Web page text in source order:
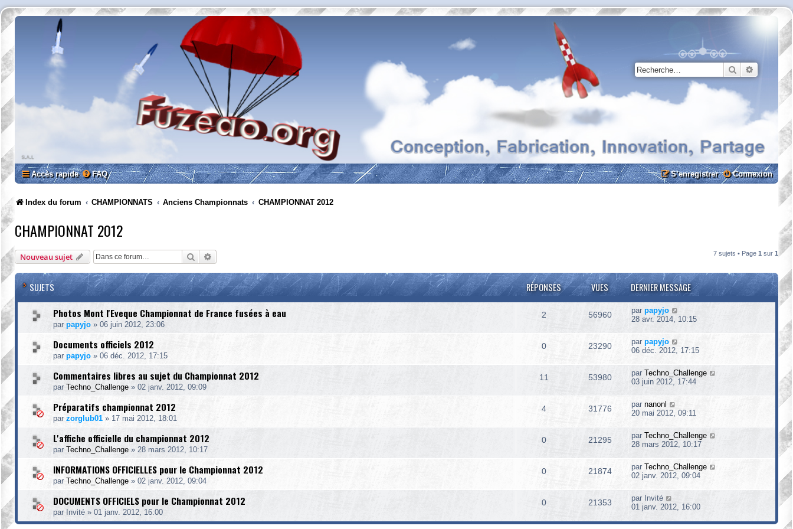
Rechercher
Accès rapide FAQ Connexion
S’enregistrer
Index du forum CHAMPIONNATS Anciens Championnats CHAMPIONNAT 2012
CHAMPIONNAT 2012
Nouveau sujet Rechercher 7 sujets • Page 1 sur 1
SUJETS RÉPONSES VUES DERNIER MESSAGE
Photos Mont l'Eveque Championnat de France fusées à eau
par papyjo » 06 juin 2012, 23:06
2 56960 par papyjo
28 avr. 2014, 10:15
Documents officiels 2012
par papyjo » 06 déc. 2012, 17:15
0 23290 par papyjo
06 déc. 2012, 17:15
Commentaires libres au sujet du Championnat 2012
par Techno_Challenge » 02 janv. 2012, 09:09
11 53980 par Techno_Challenge
03 juin 2012, 17:44
Préparatifs championnat 2012
par zorglub01 » 17 mai 2012, 18:01
4 31776 par nanonl
20 mai 2012, 09:11
L'affiche officielle du championnat 2012
par Techno_Challenge » 28 mars 2012, 10:17
0 21295 par Techno_Challenge
28 mars 2012, 10:17
INFORMATIONS OFFICIELLES pour le Championnat 2012
par Techno_Challenge » 02 janv. 2012, 09:04
0 21874 par Techno_Challenge
02 janv. 2012, 09:04
DOCUMENTS OFFICIELS pour le Championnat 2012
par Invité » 01 janv. 2012, 16:00
0 21353 par Invité
01 janv. 2012, 16:00